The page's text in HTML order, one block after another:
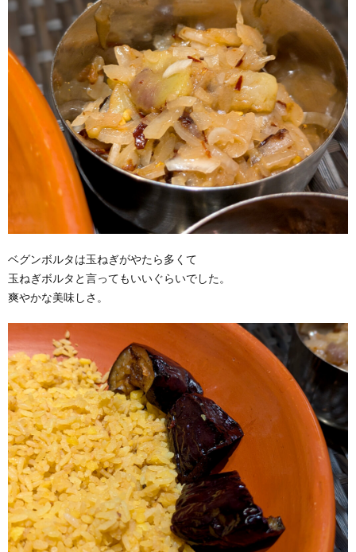
ベグンボルタは玉ねぎがやたら多くて
玉ねぎボルタと言ってもいいぐらいでした。
爽やかな美味しさ。